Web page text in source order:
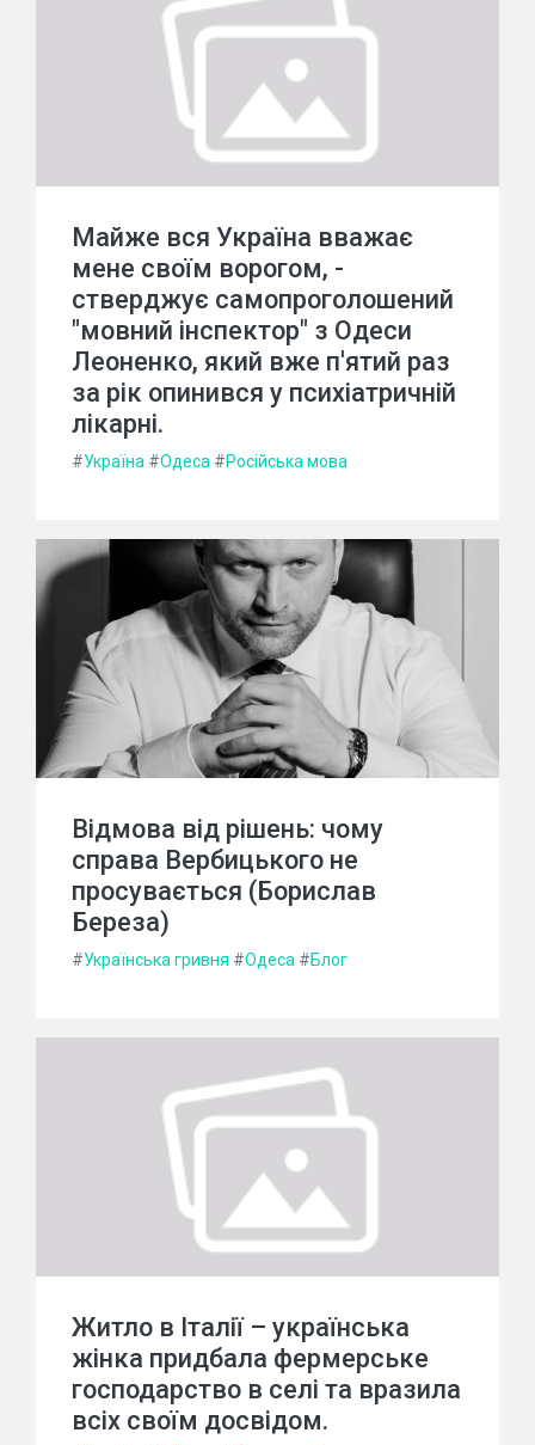
Майже вся Україна вважає
мене своїм ворогом, -
стверджує самопроголошений
"мовний інспектор" з Одеси
Леоненко, який вже п'ятий раз
за рік опинився у психіатричній
лікарні.
#Україна #Одеса #Російська мова
Відмова від рішень: чому
справа Вербицького не
просувається (Борислав
Береза)
#Українська гривня #Одеса #Блог
Житло в Італії – українська
жінка придбала фермерське
господарство в селі та вразила
всіх своїм досвідом.